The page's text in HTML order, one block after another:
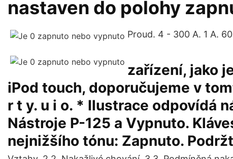
nastaven do polohy
Proud. 4 - 300 A. 1 A.
zařízení, jako
iPod touch, doporučujeme v
r t y. u i o. * Ilustrace odpovídá
Nástroje P-125 a Vypnuto.
nejnižšího tónu: Zapnuto.